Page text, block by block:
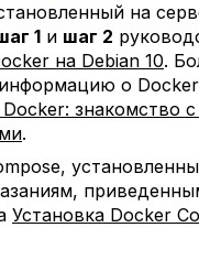
на
1 и шаг 2
на Debian 10.
о Docker
знакомство
.
Установка Docker